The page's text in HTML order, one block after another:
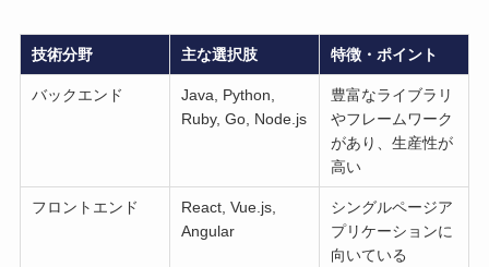
技術分野 主な選択肢 特徴・ポイント
バックエンド
Java, Python,
Ruby, Go, Node.js
豊富なライブラリ
やフレームワーク
があり、生産性が
高い
フロントエンド
React, Vue.js,
Angular
シングルページア
プリケーションに
向いている